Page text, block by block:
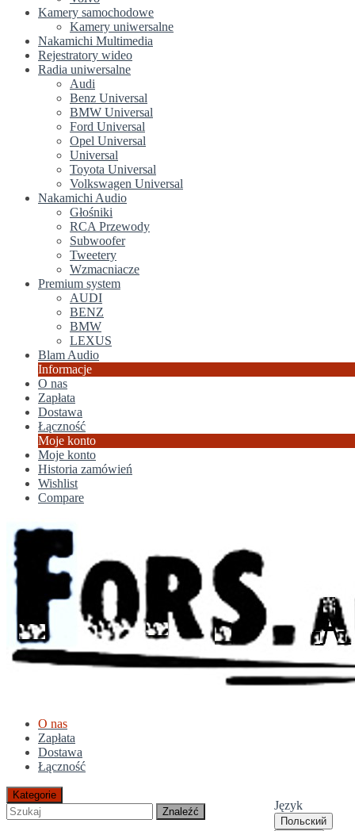
Kamery samochodowe
Kamery uniwersalne
Nakamichi Multimedia
Rejestratory wideo
Radia uniwersalne
Audi
Benz Universal
BMW Universal
Ford Universal
Opel Universal
Universal
Toyota Universal
Volkswagen Universal
Nakamichi Audio
Głośniki
RCA Przewody
Subwoofer
Tweetery
Wzmacniacze
Premium system
AUDI
BENZ
BMW
LEXUS
Blam Audio
Informacje
O nas
Zapłata
Dostawa
Łączność
Moje konto
Moje konto
Historia zamówień
Wishlist
Compare
O nas
Zapłata
Dostawa
Łączność
Język
Польский
Kategorie
Znaleźć